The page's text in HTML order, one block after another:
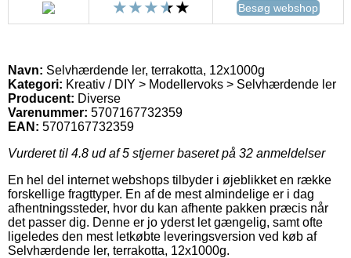
Besøg webshop
Navn: Selvhærdende ler, terrakotta, 12x1000g
Kategori: Kreativ / DIY > Modellervoks > Selvhærdende ler
Producent: Diverse
Varenummer: 5707167732359
EAN: 5707167732359
Vurderet til 4.8 ud af 5 stjerner baseret på 32 anmeldelser
En hel del internet webshops tilbyder i øjeblikket en række
forskellige fragttyper. En af de mest almindelige er i dag
afhentningssteder, hvor du kan afhente pakken præcis når
det passer dig. Denne er jo yderst let gængelig, samt ofte
ligeledes den mest letkøbte leveringsversion ved køb af
Selvhærdende ler, terrakotta, 12x1000g.